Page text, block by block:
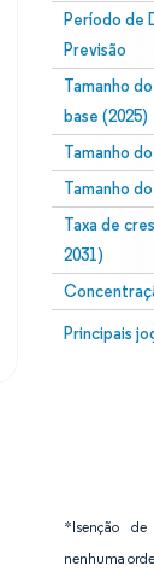
Período de
Previsão
Tamanho
base (2025)
Tamanho
Tamanho
Taxa de
2031)
Principais
*Isenção de
nenhuma
Imagem ©
atribuição